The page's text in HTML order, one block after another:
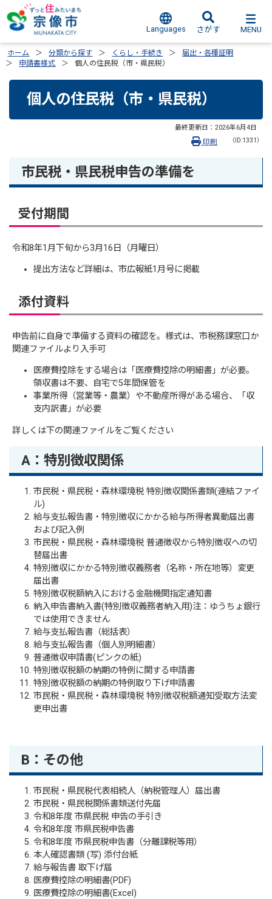
Languages さがす MENU
ホーム 分類から探す くらし・手続き
届出・各種証明
申請書様式
個人の住民税（市・県民税）
個人の住民税（市・県民税）
最終更新日： 2026年6月4日
（ID:1331）
印刷
市民税・県民税申告の準備を
受付期間
令和8年1月下旬から3月16日（月曜日）
提出方法など詳細は、市広報紙1月号に掲載
添付資料
申告前に自身で準備する資料の確認を。様式は、市税務課窓口か
関連ファイルより入手可
医療費控除をする場合は「医療費控除の明細書」が必要。
領収書は不要、自宅で5年間保管を
事業所得（営業等・農業）や不動産所得がある場合、「収
支内訳書」が必要
詳しくは下の関連ファイルをご覧ください
A：特別徴収関係
市民税・県民税・森林環境税 特別徴収関係書類(連結ファイ
ル)
給与支払報告書・特別徴収にかかる給与所得者異動届出書
および記入例
市民税・県民税・森林環境税 普通徴収から特別徴収への切
替届出書
特別徴収にかかる特別徴収義務者（名称・所在地等）変更
届出書
特別徴収税額納入における金融機関指定通知書
納入申告書納入書(特別徴収義務者納入用)注：ゆうちょ銀行
では使用できません
給与支払報告書（総括表）
給与支払報告書（個人別明細書）
普通徴収申請書(ピンクの紙)
特別徴収税額の納期の特例に関する申請書
特別徴収税額の納期の特例取り下げ申請書
市民税・県民税・森林環境税 特別徴収税額通知受取方法変
更申出書
B：その他
市民税・県民税代表相続人（納税管理人）届出書
市民税・県民税関係書類送付先届
令和8年度 市県民税 申告の手引き
令和8年度 市県民税申告書
令和8年度 市県民税申告書（分離課税等用）
本人確認書類 (写) 添付台紙
給与報告書 取下げ届
医療費控除の明細書(PDF)
医療費控除の明細書(Excel)